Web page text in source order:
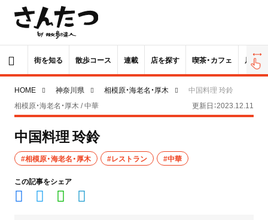
街を知る 散歩コース 連載 店を探す 喫茶・カフェ 居酒屋
HOME 神奈川県 相模原・海老名・厚木
中国料理 玲鈴
相模原・海老名・厚木 / 中華
更新日：2023.12.11
中国料理 玲鈴
#相模原・海老名・厚木 #レストラン #中華
この記事をシェア